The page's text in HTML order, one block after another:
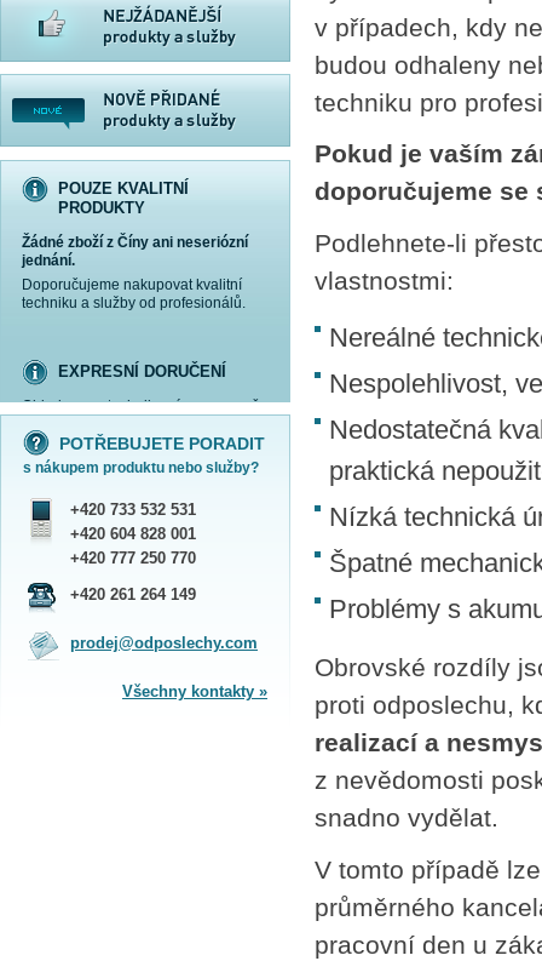
POUZE KVALITNÍ
PRODUKTY
Žádné zboží z Číny ani neseriózní
jednání.
Doporučujeme nakupovat kvalitní
techniku a služby od profesionálů.
více informací »
EXPRESNÍ DORUČENÍ
Objednanou techniku vám expresně
Praha - DNES
ČR - ZÍTRA DO 17 HODIN
Dále zasíláme zboží Obchodním
balíkem České pošty nebo přepravní
službou PPL.
více informací »
SHOWROOM PRAHA
Náš sortiment si můžete
prohlédnout, vyzkoušet a zakoupit
Jsme zkušení odborníci a rádi vám s
více informací »
více informací »
POTŘEBUJETE PORADIT
s nákupem produktu nebo služby?
+420 733 532 531
+420 604 828 001
+420 777 250 770
+420 261 264 149
prodej@odposlechy.com
Všechny kontakty »
v případech, kdy
budou odhaleny
techniku pro
Pokud je vaším
doporučujeme se
Podlehnete-li
vlastnostmi:
Nereálné
Nespolehlivost,
Nedostatečná
praktická
Nízká technická
Špatné
Problémy s
Obrovské rozdíly
proti odposlechu,
realizací a
z nevědomosti
snadno vydělat.
V tomto případě
průměrného
pracovní den u